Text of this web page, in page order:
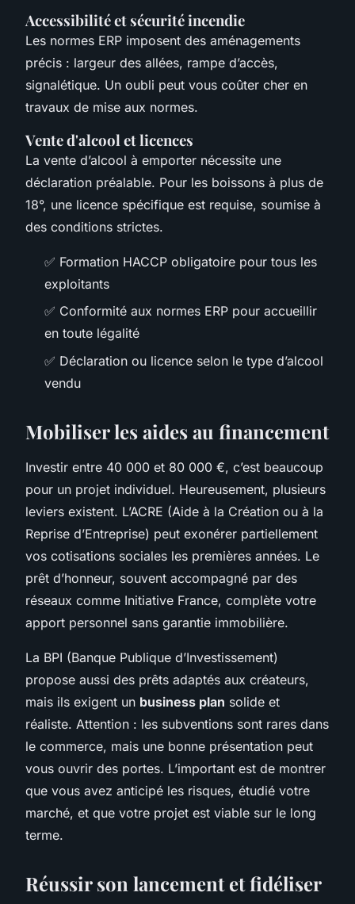
Accessibilité et sécurité incendie
Les normes ERP imposent des aménagements
précis : largeur des allées, rampe d’accès,
signalétique. Un oubli peut vous coûter cher en
travaux de mise aux normes.
Vente d'alcool et licences
La vente d’alcool à emporter nécessite une
déclaration préalable. Pour les boissons à plus de
18°, une licence spécifique est requise, soumise à
des conditions strictes.
✅ Formation HACCP obligatoire pour tous les
exploitants
✅ Conformité aux normes ERP pour accueillir
en toute légalité
✅ Déclaration ou licence selon le type d’alcool
vendu
Mobiliser les aides au financement
Investir entre 40 000 et 80 000 €, c’est beaucoup
pour un projet individuel. Heureusement, plusieurs
leviers existent. L’ACRE (Aide à la Création ou à la
Reprise d’Entreprise) peut exonérer partiellement
vos cotisations sociales les premières années. Le
prêt d’honneur, souvent accompagné par des
réseaux comme Initiative France, complète votre
apport personnel sans garantie immobilière.
La BPI (Banque Publique d’Investissement)
propose aussi des prêts adaptés aux créateurs,
mais ils exigent un business plan solide et
réaliste. Attention : les subventions sont rares dans
le commerce, mais une bonne présentation peut
vous ouvrir des portes. L’important est de montrer
que vous avez anticipé les risques, étudié votre
marché, et que votre projet est viable sur le long
terme.
Réussir son lancement et fidéliser